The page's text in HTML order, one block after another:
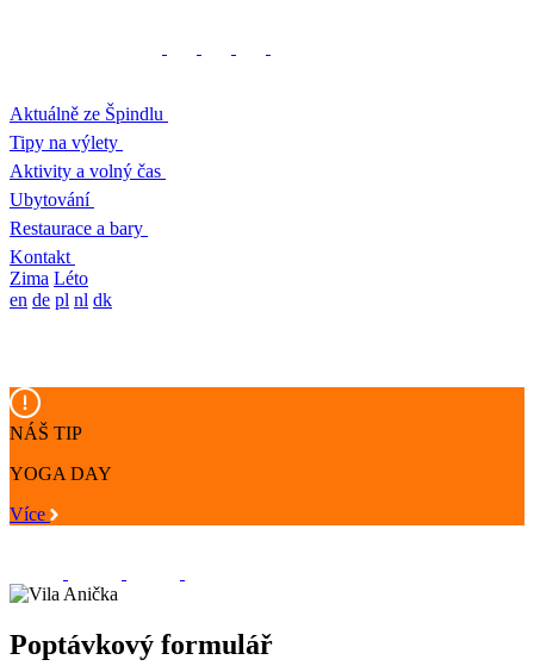
Aktuálně ze Špindlu
Tipy na výlety
Aktivity a volný čas
Ubytování
Restaurace a bary
Kontakt
Zima Léto
en de pl nl dk
NÁŠ TIP
YOGA DAY
Více
Poptávkový formulář